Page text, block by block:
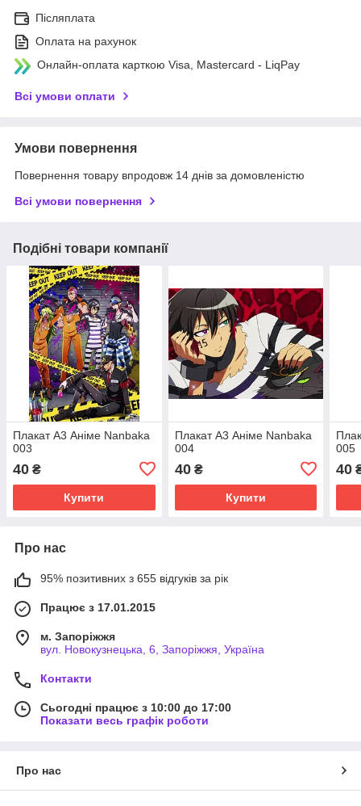
Післяплата
Оплата на рахунок
Онлайн-оплата карткою Visa, Mastercard - LiqPay
Всі умови оплати
Умови повернення
Повернення товару впродовж 14 днів за домовленістю
Всі умови повернення
Подібні товари компанії
Плакат А3 Аніме Nanbaka
003
40 ₴
Купити
Плакат А3 Аніме Nanbaka
004
40₴
Купити
005
40
Про нас
95% позитивних з 655 відгуків за рік
Працює з 17.01.2015
м. Запоріжжя
вул. Новокузнецька, 6, Запоріжжя, Україна
Контакти
Сьогодні працює з 10:00 до 17:00
Показати весь графік роботи
Про нас